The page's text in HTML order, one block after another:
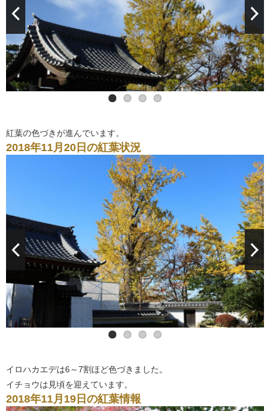
紅葉の色づきが進んでいます。
2018年11月20日の紅葉状況
イロハカエデは6～7割ほど色づきました。
イチョウは見頃を迎えています。
2018年11月19日の紅葉情報